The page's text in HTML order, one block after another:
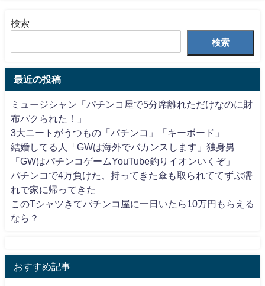
検索
検索
最近の投稿
ミュージシャン「パチンコ屋で5分席離れただけなのに財
布パクられた！」
3大ニートがうつもの「パチンコ」「キーボード」
結婚してる人「GWは海外でバカンスします」独身男
「GWはパチンコゲームYouTube釣りイオンいくぞ」
パチンコで4万負けた、持ってきた傘も取られててずぶ濡
れで家に帰ってきた
このTシャツきてパチンコ屋に一日いたら10万円もらえる
なら？
おすすめ記事